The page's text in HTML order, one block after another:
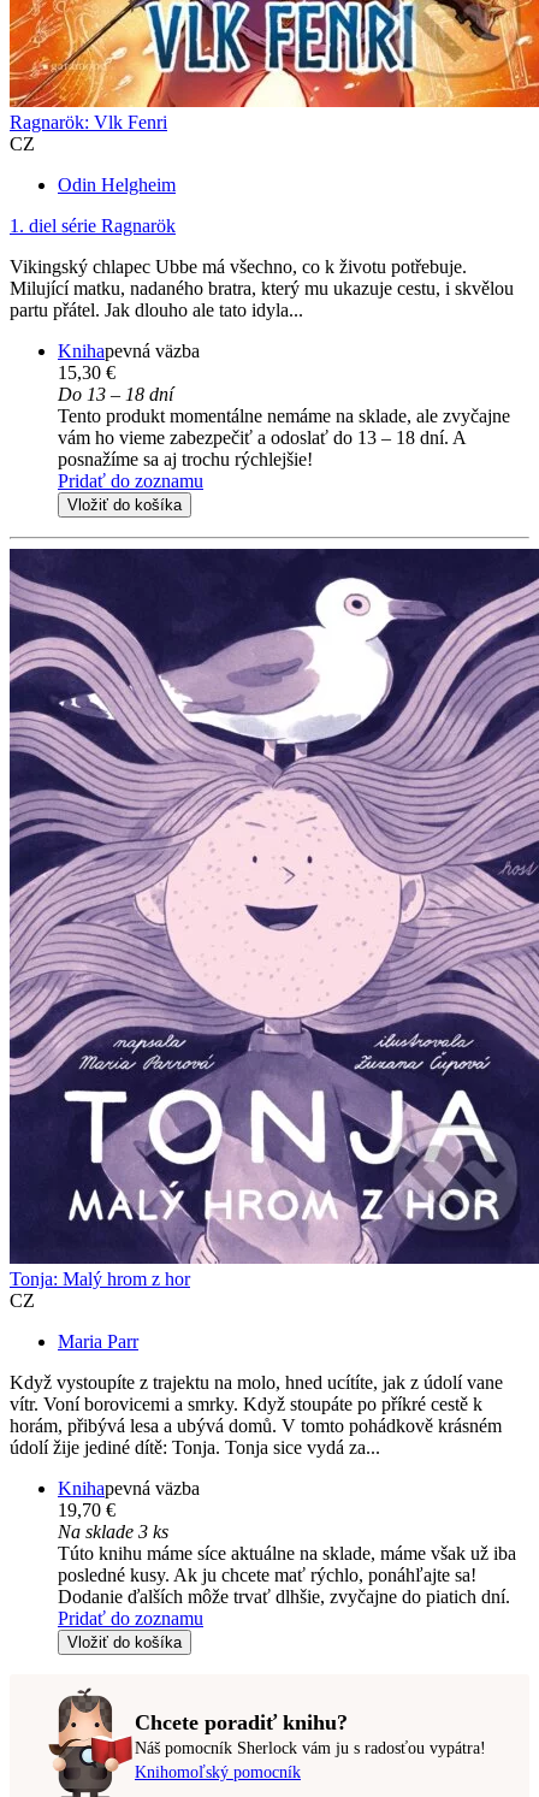
Ragnarök: Vlk Fenri
CZ
Odin Helgheim
1. diel série Ragnarök
Vikingský chlapec Ubbe má všechno, co k životu potřebuje.
Milující matku, nadaného bratra, který mu ukazuje cestu, i skvělou
partu přátel. Jak dlouho ale tato idyla...
Knihapevná väzba
15,30 €
Do 13 – 18 dní
Tento produkt momentálne nemáme na sklade, ale zvyčajne
vám ho vieme zabezpečiť a odoslať do 13 – 18 dní. A
posnažíme sa aj trochu rýchlejšie!
Pridať do zoznamu
Vložiť do košíka
Tonja: Malý hrom z hor
CZ
Maria Parr
Když vystoupíte z trajektu na molo, hned ucítíte, jak z údolí vane
vítr. Voní borovicemi a smrky. Když stoupáte po příkré cestě k
horám, přibývá lesa a ubývá domů. V tomto pohádkově krásném
údolí žije jediné dítě: Tonja. Tonja sice vydá za...
Knihapevná väzba
19,70 €
Na sklade 3 ks
Túto knihu máme síce aktuálne na sklade, máme však už iba
posledné kusy. Ak ju chcete mať rýchlo, ponáhľajte sa!
Dodanie ďalších môže trvať dlhšie, zvyčajne do piatich dní.
Pridať do zoznamu
Vložiť do košíka
Chcete poradiť knihu?
Náš pomocník Sherlock vám ju s radosťou vypátra!
Knihomoľský pomocník